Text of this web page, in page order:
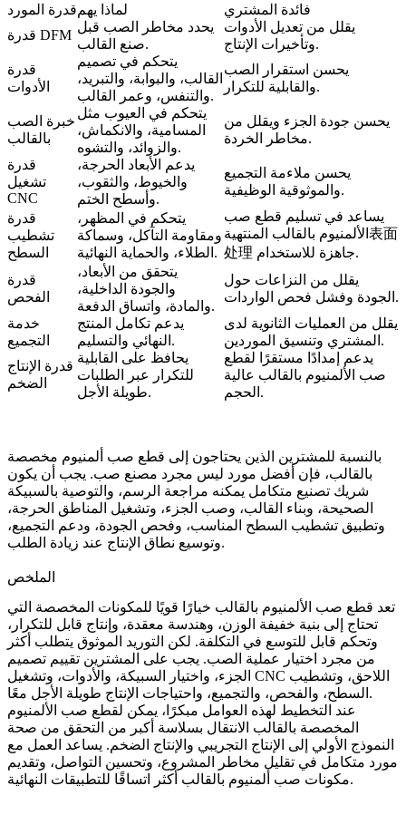
قدرة الموردلماذا يهم
فائدة المشتري
قدرة DFM
يحدد مخاطر الصب قبل
صنع القالب.
يقلل من تعديل الأدوات
وتأخيرات الإنتاج.
قدرة
الأدوات
يتحكم في تصميم
القالب، والبوابة، والتبريد،
والتنفس، وعمر القالب.
يحسن استقرار الصب
والقابلية للتكرار.
خبرة الصب
بالقالب
يتحكم في العيوب مثل
المسامية، والانكماش،
والزوائد، والتشوه.
يحسن جودة الجزء ويقلل من
مخاطر الخردة.
قدرة
تشغيل
CNC
يدعم الأبعاد الحرجة،
والخيوط، والثقوب،
وأسطح الختم.
يحسن ملاءمة التجميع
والموثوقية الوظيفية.
قدرة
تشطيب
السطح
يتحكم في المظهر،
ومقاومة التآكل، وسماكة
الطلاء، والحماية النهائية.
يساعد في تسليم قطع صب
الألمنيوم بالقالب المنتهية表面
处理 جاهزة للاستخدام.
قدرة
الفحص
يتحقق من الأبعاد،
والجودة الداخلية،
والمادة، واتساق الدفعة.
يقلل من النزاعات حول
الجودة وفشل فحص الواردات.
خدمة
التجميع
يدعم تكامل المنتج
النهائي والتسليم.
يقلل من العمليات الثانوية لدى
المشتري وتنسيق الموردين.
قدرة الإنتاج
الضخم
يحافظ على القابلية
للتكرار عبر الطلبات
طويلة الأجل.
يدعم إمدادًا مستقرًا لقطع
صب الألمنيوم بالقالب عالية
الحجم.
بالنسبة للمشترين الذين يحتاجون إلى قطع صب ألمنيوم مخصصة
بالقالب، فإن أفضل مورد ليس مجرد مصنع صب. يجب أن يكون
شريك تصنيع متكامل يمكنه مراجعة الرسم، والتوصية بالسبيكة
الصحيحة، وبناء القالب، وصب الجزء، وتشغيل المناطق الحرجة،
وتطبيق تشطيب السطح المناسب، وفحص الجودة، ودعم التجميع،
وتوسيع نطاق الإنتاج عند زيادة الطلب.
الملخص
تعد قطع صب الألمنيوم بالقالب خيارًا قويًا للمكونات المخصصة التي
تحتاج إلى بنية خفيفة الوزن، وهندسة معقدة، وإنتاج قابل للتكرار،
وتحكم قابل للتوسع في التكلفة. لكن التوريد الموثوق يتطلب أكثر
من مجرد اختيار عملية الصب. يجب على المشترين تقييم تصميم
الجزء، واختيار السبيكة، والأدوات، وتشغيل CNC اللاحق، وتشطيب
السطح، والفحص، والتجميع، واحتياجات الإنتاج طويلة الأجل معًا.
عند التخطيط لهذه العوامل مبكرًا، يمكن لقطع صب الألمنيوم
المخصصة بالقالب الانتقال بسلاسة أكبر من التحقق من صحة
النموذج الأولي إلى الإنتاج التجريبي والإنتاج الضخم. يساعد العمل مع
مورد متكامل في تقليل مخاطر المشروع، وتحسين التواصل، وتقديم
مكونات صب ألمنيوم بالقالب أكثر اتساقًا للتطبيقات النهائية.